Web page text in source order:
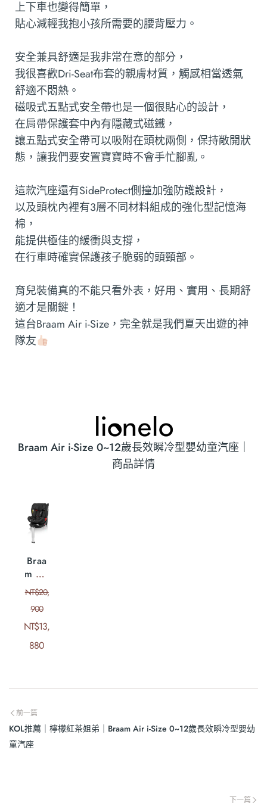
上下車也變得簡單，
貼心減輕我抱小孩所需要的腰背壓力。
安全兼具舒適是我非常在意的部分，
我很喜歡Dri-Seat布套的親膚材質，觸感相當透氣
舒適不悶熱。
磁吸式五點式安全帶也是一個很貼心的設計，
在肩帶保護套中內有隱藏式磁鐵，
讓五點式安全帶可以吸附在頭枕兩側，保持敞開狀
態，讓我們要安置寶寶時不會手忙腳亂。
這款汽座還有SideProtect側撞加強防護設計，
以及頭枕內裡有3層不同材料組成的強化型記憶海
棉，
能提供極佳的緩衝與支撐，
在行車時確實保護孩子脆弱的頭頸部。
育兒裝備真的不能只看外表，好用、實用、長期舒
適才是關鍵！
這台Braam Air i-Size，完全就是我們夏天出遊的神
隊友
Braam Air i-Size 0~12歲長效瞬冷型嬰幼童汽座｜
商品詳情
Braa
m Air
i-Size
0~12
歲長
效瞬
冷型
嬰幼
NT$20,
900
NT$13,
880
前一篇
KOL推薦｜檸檬紅茶姐弟｜Braam Air i-Size 0~12歲長效瞬冷型嬰幼
童汽座
下一篇